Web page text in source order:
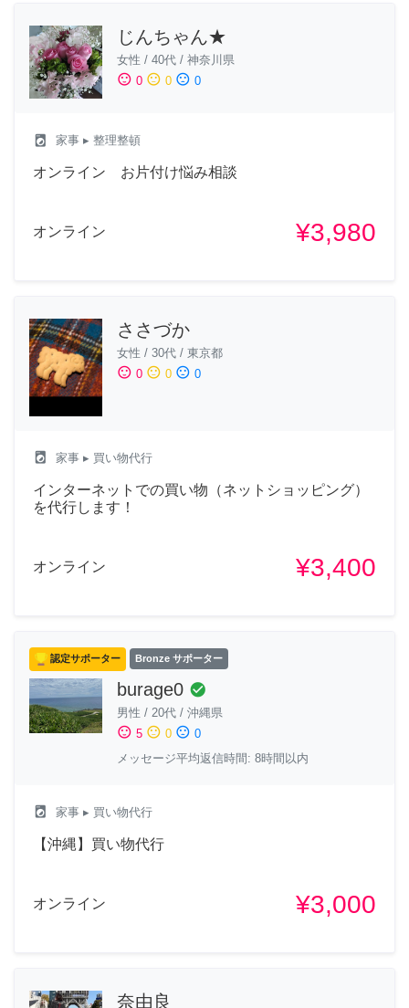
じんちゃん★
女性 / 40代 / 神奈川県
sentiment_satisfied 0 sentiment_neutral 0 sentiment_dissatisfied 0
local_laundry_service 家事 ▸ 整理整頓
オンライン お片付け悩み相談
オンライン ¥3,980
ささづか
女性 / 30代 / 東京都
sentiment_satisfied 0 sentiment_neutral 0 sentiment_dissatisfied 0
local_laundry_service 家事 ▸ 買い物代行
インターネットでの買い物（ネットショッピング）
を代行します！
オンライン ¥3,400
認定サポーター Bronze サポーター
burage0 check_circle
男性 / 20代 / 沖縄県
sentiment_satisfied 5 sentiment_neutral 0 sentiment_dissatisfied 0
メッセージ平均返信時間: 8時間以内
local_laundry_service 家事 ▸ 買い物代行
【沖縄】買い物代行
オンライン ¥3,000
奈由良